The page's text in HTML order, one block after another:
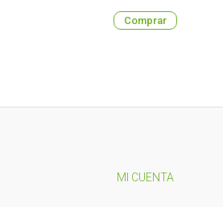
Comprar
MI CUENTA